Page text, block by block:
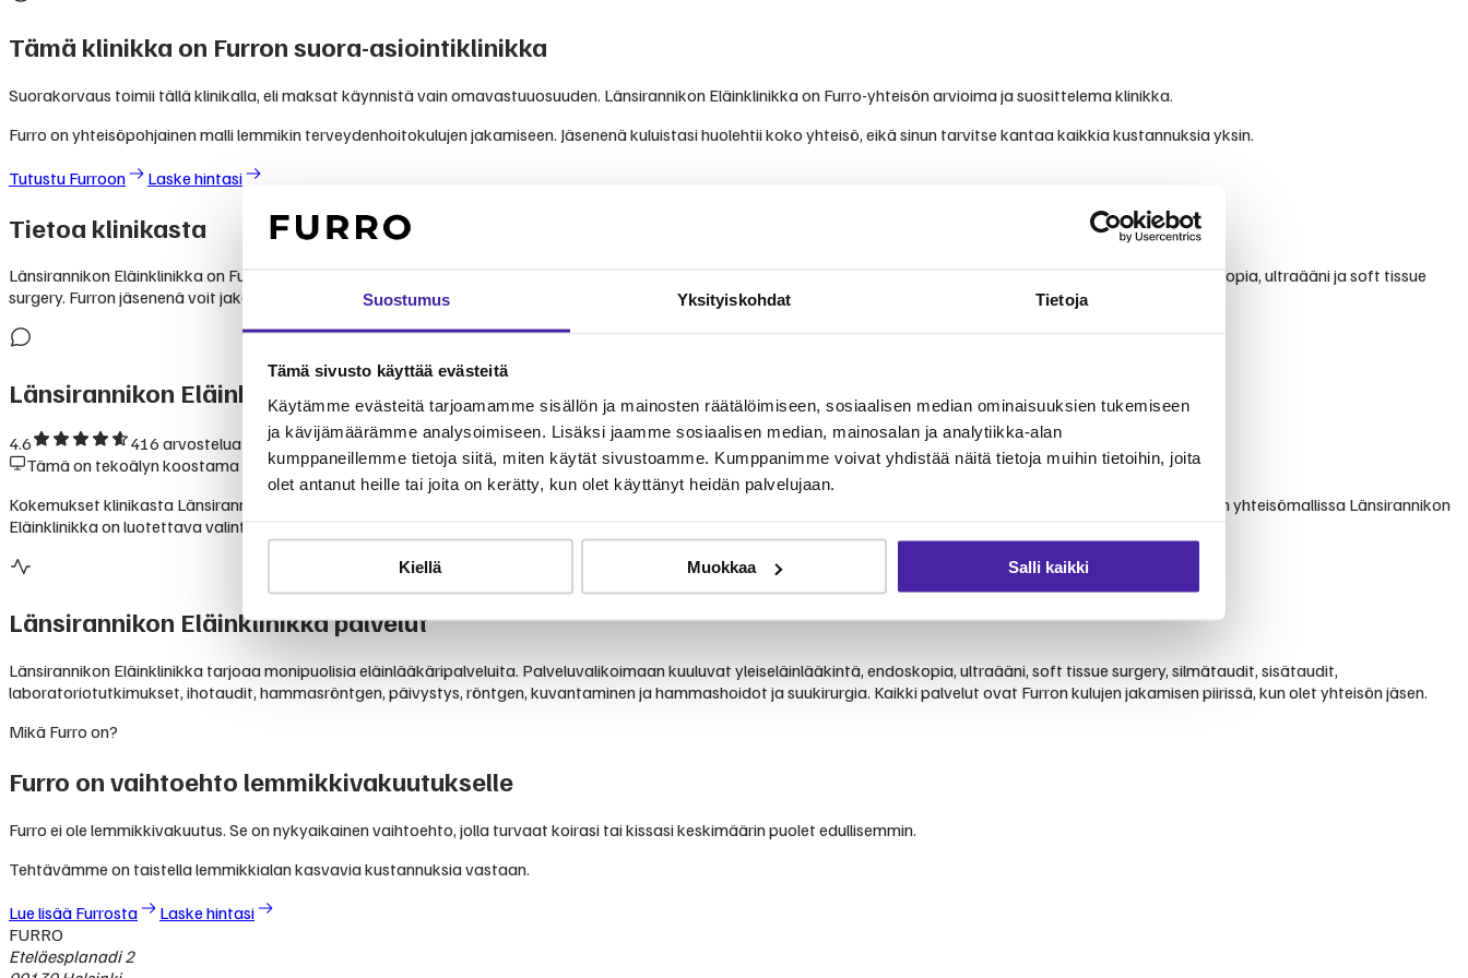
Suostumus Yksityiskohdat Tietoja
Tämä sivusto käyttää evästeitä
Käytämme evästeitä tarjoamamme sisällön ja mainosten räätälöimiseen, sosiaalisen median ominaisuuksien tukemiseen
ja kävijämäärämme analysoimiseen. Lisäksi jaamme sosiaalisen median, mainosalan ja analytiikka-alan
kumppaneillemme tietoja siitä, miten käytät sivustoamme. Kumppanimme voivat yhdistää näitä tietoja muihin tietoihin, joita
olet antanut heille tai joita on kerätty, kun olet käyttänyt heidän palvelujaan.
Kiellä Muokkaa Salli kaikki
Tämä klinikka on Furron suora-asiointiklinikka
Suorakorvaus toimii tällä klinikalla, eli maksat käynnistä vain omavastuuosuuden. Länsirannikon Eläinklinikka on Furro-yhteisön arvioima ja suosittelema klinikka.
Furro on yhteisöpohjainen malli lemmikin terveydenhoitokulujen jakamiseen. Jäsenenä kuluistasi huolehtii koko yhteisö, eikä sinun tarvitse kantaa kaikkia kustannuksia yksin.
Tutustu Furroon
Laske hintasi
Tietoa klinikasta
Länsirannikon Eläinklinikka on Furron hyväksymä eläinklinikka, joka toimii Vaasan alueella. Klinikan palveluvalikoimaan kuuluvat muun muassa yleiseläinlääkintä, endoskopia, ultraääni ja soft tissue
surgery. Furron jäsenenä voit jakaa eläinlääkärikuluja yhteisön kesken, kun asioit tässä klinikassa.
Länsirannikon Eläinklinikka — kokemukset ja arvostelut
4.6 416arvostelua Googlessa
Tämä on tekoälyn koostama yhteenveto julkisesti saatavilla olevista kokemuksista ja arvioista.
Kokemukset klinikasta Länsirannikon Eläinklinikka perustuvat lemmikinomistajien kertomuksiin. Klinikka tunnetaan ammattitaitoisesta ja välittävästä palvelusta. Furron yhteisömallissa Länsirannikon
Eläinklinikka on luotettava valinta lemmikkisi hoitoon.
Länsirannikon Eläinklinikkapalvelut
Länsirannikon Eläinklinikka tarjoaa monipuolisia eläinlääkäripalveluita. Palveluvalikoimaan kuuluvat yleiseläinlääkintä, endoskopia, ultraääni, soft tissue surgery, silmätaudit, sisätaudit,
laboratoriotutkimukset, ihotaudit, hammasröntgen, päivystys, röntgen, kuvantaminen ja hammashoidot ja suukirurgia. Kaikki palvelut ovat Furron kulujen jakamisen piirissä, kun olet yhteisön jäsen.
Mikä Furro on?
Furro on vaihtoehto lemmikkivakuutukselle
Furro ei ole lemmikkivakuutus. Se on nykyaikainen vaihtoehto, jolla turvaat koirasi tai kissasi keskimäärin puolet edullisemmin.
Tehtävämme on taistella lemmikkialan kasvavia kustannuksia vastaan.
Lue lisää Furrosta
Laske hintasi
FURRO
Eteläesplanadi 2